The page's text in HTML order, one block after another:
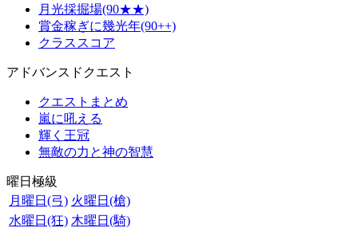
月光採掘場(90★★)
賞金稼ぎに幾光年(90++)
クラススコア
アドバンスドクエスト
クエストまとめ
嵐に吼える
輝く王冠
無敵の力と神の智慧
曜日極級
月曜日(弓) 火曜日(槍)
水曜日(狂) 木曜日(騎)